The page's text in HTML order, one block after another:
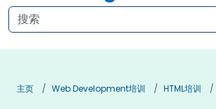
主页 Web Development培训 HTML培训